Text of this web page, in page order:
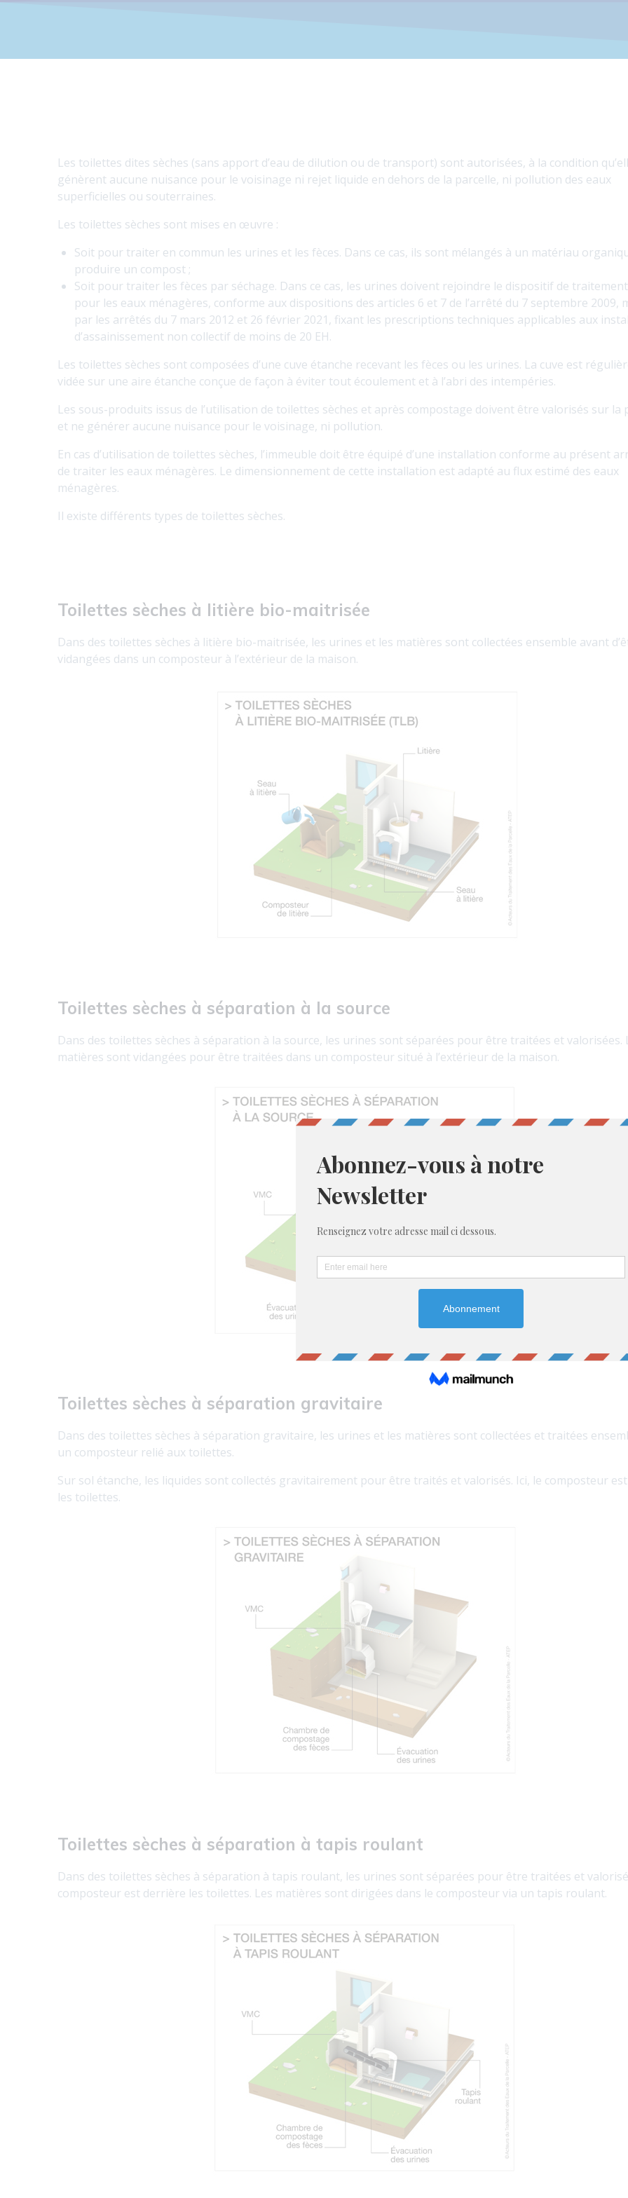
Les toilettes dites sèches (sans apport d’eau de dilution ou de transport) sont autorisées, à la condition
génèrent aucune nuisance pour le voisinage ni rejet liquide en dehors de la parcelle, ni pollution des eaux
superficielles ou souterraines.
Les toilettes sèches sont mises en œuvre :
Soit pour traiter en commun les urines et les fèces. Dans ce cas, ils sont mélangés à un matériau
produire un compost ;
Soit pour traiter les fèces par séchage. Dans ce cas, les urines doivent rejoindre le dispositif de
pour les eaux ménagères, conforme aux dispositions des articles 6 et 7 de l’arrêté du 7 septembre 2009,
par les arrêtés du 7 mars 2012 et 26 février 2021, fixant les prescriptions techniques applicables aux
d’assainissement non collectif de moins de 20 EH.
Les toilettes sèches sont composées d’une cuve étanche recevant les fèces ou les urines. La cuve est
vidée sur une aire étanche conçue de façon à éviter tout écoulement et à l’abri des intempéries.
Les sous-produits issus de l’utilisation de toilettes sèches et après compostage doivent être valorisés sur la
et ne générer aucune nuisance pour le voisinage, ni pollution.
En cas d’utilisation de toilettes sèches, l’immeuble doit être équipé d’une installation conforme au présent
de traiter les eaux ménagères. Le dimensionnement de cette installation est adapté au flux estimé des eaux
ménagères.
Il existe différents types de toilettes sèches.
Toilettes sèches à litière bio-maitrisée
Dans des toilettes sèches à litière bio-maitrisée, les urines et les matières sont collectées ensemble avant
vidangées dans un composteur à l’extérieur de la maison.
Toilettes sèches à séparation à la source
Dans des toilettes sèches à séparation à la source, les urines sont séparées pour être traitées et valorisées.
matières sont vidangées pour être traitées dans un composteur situé à l’extérieur de la maison.
Toilettes sèches à séparation gravitaire
Dans des toilettes sèches à séparation gravitaire, les urines et les matières sont collectées et traitées
un composteur relié aux toilettes.
Sur sol étanche, les liquides sont collectés gravitairement pour être traités et valorisés. Ici, le composteur
les toilettes.
Toilettes sèches à séparation à tapis roulant
Dans des toilettes sèches à séparation à tapis roulant, les urines sont séparées pour être traitées et
composteur est derrière les toilettes. Les matières sont dirigées dans le composteur via un tapis roulant.